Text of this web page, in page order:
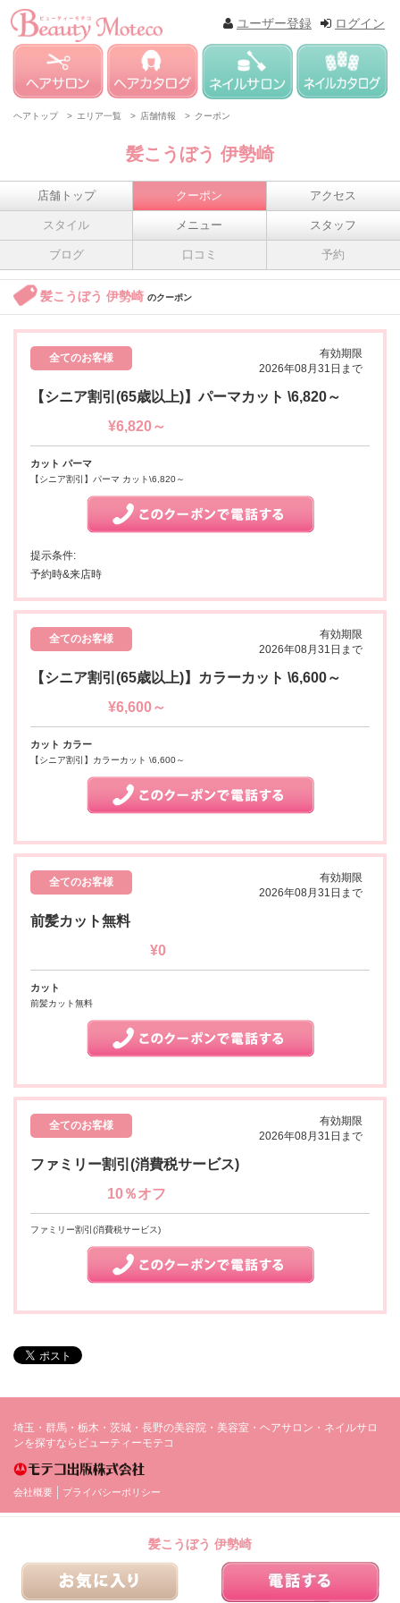
ログイン
ユーザー登録
ヘアトップ > エリア一覧 > 店舗情報 > クーポン
髪こうぼう 伊勢崎
店舗トップ クーポン アクセス
スタイル メニュー スタッフ
ブログ 口コミ 予約
髪こうぼう 伊勢崎 のクーポン
全てのお客様
有効期限
2026年08月31日まで
【シニア割引(65歳以上)】パーマカット \6,820～
¥6,820～
カット パーマ
【シニア割引】パーマ カット\6,820～
提示条件:
予約時&来店時
全てのお客様
有効期限
2026年08月31日まで
【シニア割引(65歳以上)】カラーカット \6,600～
¥6,600～
カット カラー
【シニア割引】カラーカット \6,600～
全てのお客様
有効期限
2026年08月31日まで
前髪カット無料
¥0
カット
前髪カット無料
全てのお客様
有効期限
2026年08月31日まで
ファミリー割引(消費税サービス)
10％オフ
ファミリー割引(消費税サービス)
髪こうぼう 伊勢崎
埼玉・群馬・栃木・茨城・長野の美容院・美容室・ヘアサロン・ネイルサロ
ンを探すならビューティーモテコ
会社概要 プライバシーポリシー